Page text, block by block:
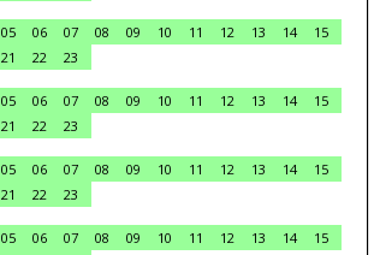
05 06 07 08 09 10 11 12 13 14
15
21 22
23
05 06 07 08 09 10 11 12 13 14
15
21 22
23
05 06 07 08 09 10 11 12 13 14
15
21 22
23
05 06 07 08 09 10 11 12 13 14
15